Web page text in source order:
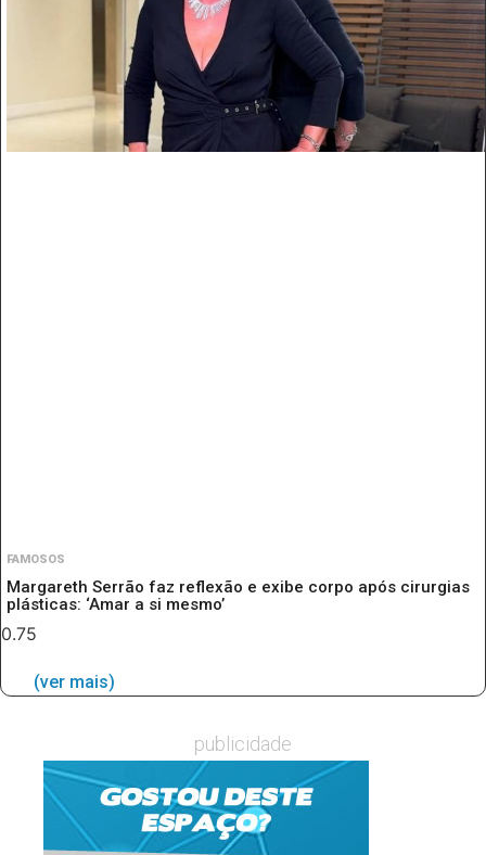
FAMOSOS
Margareth Serrão faz reflexão e exibe corpo após cirurgias
plásticas: ‘Amar a si mesmo’
(ver mais)
publicidade